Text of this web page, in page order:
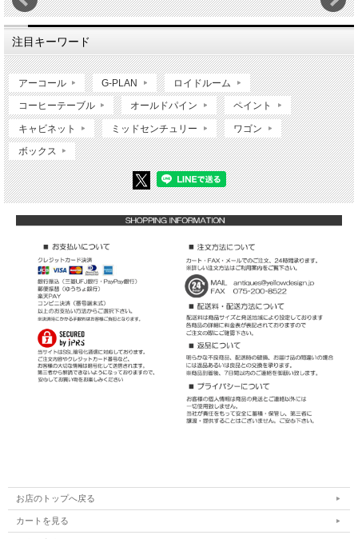
注目キーワード
アーコール G-PLAN ロイドルーム
コーヒーテーブル オールドパイン ペイント
キャビネット ミッドセンチュリー ワゴン
ボックス
お店のトップへ戻る
カートを見る